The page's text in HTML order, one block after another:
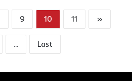
9 10 11 »
... Last